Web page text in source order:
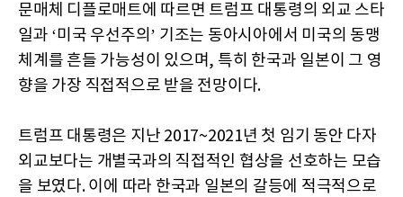
문매체 디플로매트에 따르면 트럼프 대통령의 외교 스타
일과 ‘미국 우선주의’ 기조는 동아시아에서 미국의 동맹
체계를 흔들 가능성이 있으며, 특히 한국과 일본이 그 영
향을 가장 직접적으로 받을 전망이다.
트럼프 대통령은 지난 2017~2021년 첫 임기 동안 다자
외교보다는 개별국과의 직접적인 협상을 선호하는 모습
을 보였다. 이에 따라 한국과 일본의 갈등에 적극적으로